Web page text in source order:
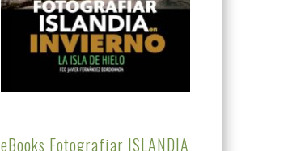
eBooks Fotografiar ISLANDIA